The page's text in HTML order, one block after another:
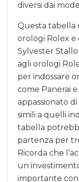
diversi dai
Questa tabella
orologi Rolex e
Sylvester
agli orologi
per indossare
come Panerai
appassionato
simili a quelli
tabella
partenza per
Ricorda che
un
importante